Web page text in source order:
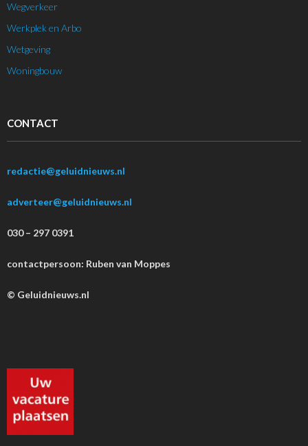
Wegverkeer
Werkplek en Arbo
Wetgeving
Woningbouw
CONTACT
redactie@geluidnieuws.nl
adverteer@geluidnieuws.nl
030 – 297 0391
contactpersoon: Ruben van Moppes
© Geluidnieuws.nl